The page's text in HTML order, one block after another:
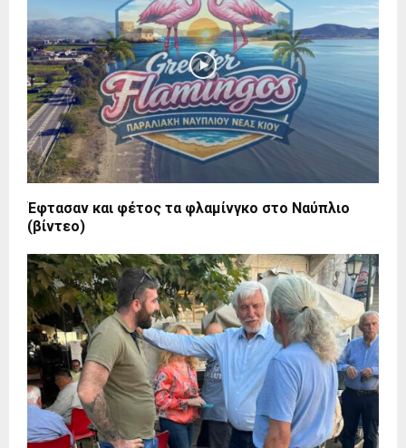
Έφτασαν και φέτος τα φλαμίνγκο στο Ναύπλιο
(βίντεο)